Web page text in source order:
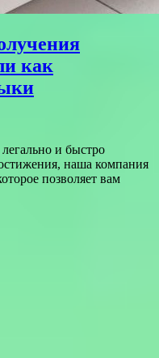
как
и быстро
наша компания
позволяет вам